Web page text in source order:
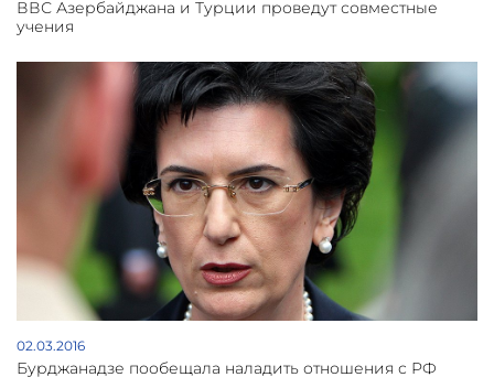
ВВС Азербайджана и Турции проведут совместные
учения
02.03.2016
Бурджанадзе пообещала наладить отношения с РФ